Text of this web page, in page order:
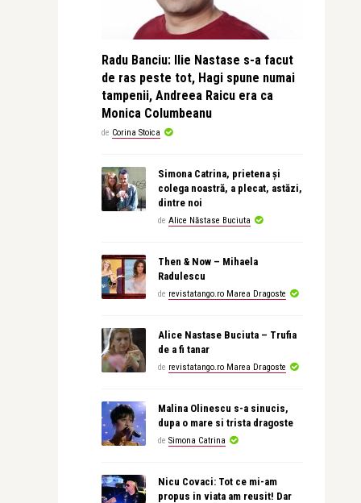
Radu Banciu: Ilie Nastase s-a facut
de ras peste tot, Hagi spune numai
tampenii, Andreea Raicu era ca
Monica Columbeanu
de Corina Stoica
Simona Catrina, prietena și
colega noastră, a plecat, astăzi,
dintre noi
de Alice Năstase Buciuta
Then & Now – Mihaela
Radulescu
de revistatango.ro Marea Dragoste
Alice Nastase Buciuta – Trufia
de a fi tanar
de revistatango.ro Marea Dragoste
Malina Olinescu s-a sinucis,
dupa o mare si trista dragoste
de Simona Catrina
Nicu Covaci: Tot ce mi-am
propus in viata am reusit! Dar